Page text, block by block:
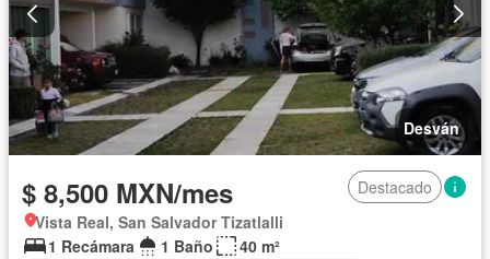
Desván
$ 8,500 MXN/mes
Destacado
Vista Real, San Salvador Tizatlalli
1 Recámara
1 Baño
40 m²